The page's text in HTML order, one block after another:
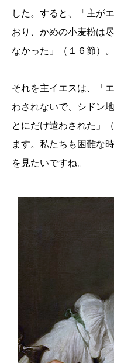
した。すると、「主が
おり、かめの小麦粉は
なかった」（１６節）。
それを主イエスは、「
わされないで、シドン
とにだけ遣わされた」
ます。私たちも困難な
を見たいですね。